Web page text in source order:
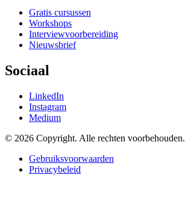
Gratis cursussen
Workshops
Interviewvoorbereiding
Nieuwsbrief
Sociaal
LinkedIn
Instagram
Medium
© 2026 Copyright. Alle rechten voorbehouden.
Gebruiksvoorwaarden
Privacybeleid